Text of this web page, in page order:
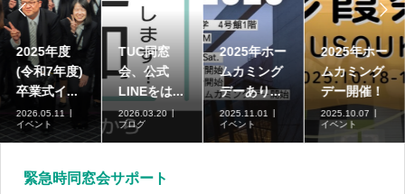

2025年度
(令和7年度)
卒業式イ...
2026.05.11
イベント
TUC同窓
会、公式
LINEをは...
2026.03.20
ブログ
2025年ホー
ムカミング
デーあり...
2025.11.01
イベント
2025年ホー
ムカミング
デー開催！
2025.10.07
イベント

緊急時同窓会サポート